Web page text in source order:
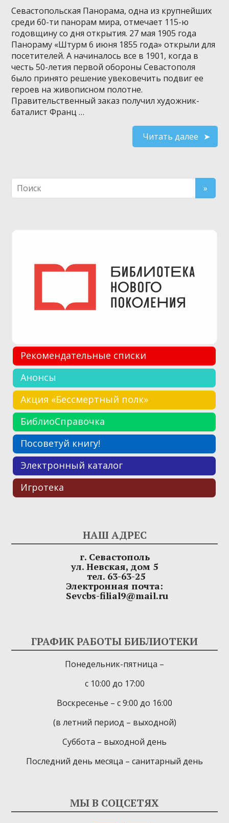
Севастопольская Панорама, одна из крупнейших
среди 60-ти панорам мира, отмечает 115-ю
годовщину со дня открытия. 27 мая 1905 года
Панораму «Штурм 6 июня 1855 года» открыли для
посетителей. А начиналось все в 1901, когда в
честь 50-летия первой обороны Севастополя
было принято решение увековечить подвиг ее
героев на живописном полотне.
Правительственный заказ получил художник-
баталист Франц …
Читать далее
Рекомендательные списки
Анонсы
Акция «Бессмертный полк»
БиблиоСправочка
Посоветуй книгу!
Электронный каталог
Игротека
НАШ АДРЕС
г. Севастополь
ул. Невская, дом 5
тел. 63-63-25
Электронная почта:
Sevcbs-filial9@mail.ru
ГРАФИК РАБОТЫ БИБЛИОТЕКИ
Понедельник-пятница –
с 10:00 до 17:00
Воскресенье – с 9:00 до 16:00
(в летний период – выходной)
Суббота – выходной день
Последний день месяца – санитарный день
МЫ В СОЦСЕТЯХ